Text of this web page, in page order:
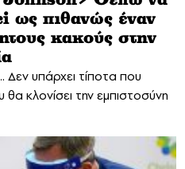
ως πιθανώς έναν
κακούς στην
Δεν υπάρχει τίποτα που
κλονίσει την εμπιστοσύνη